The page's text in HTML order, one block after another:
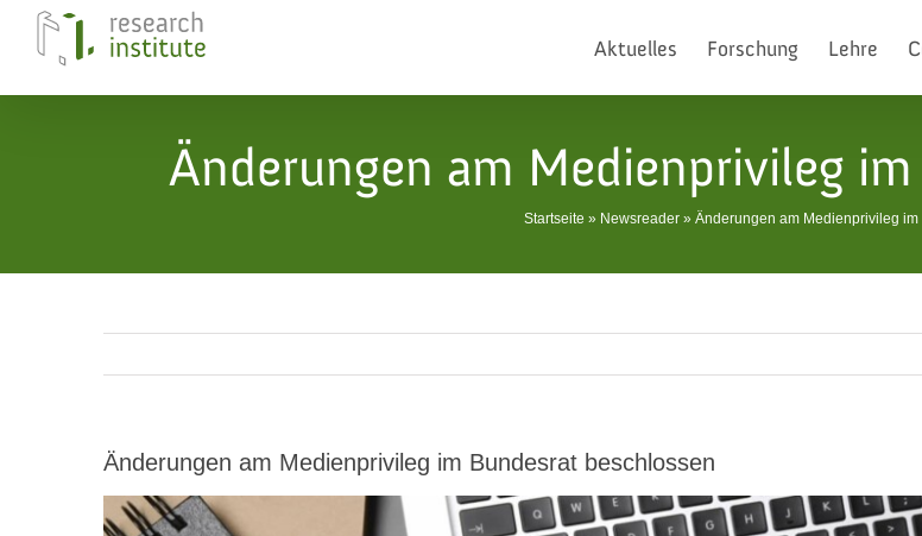
Aktuelles Forschung Lehre
Änderungen am Medienprivileg
Startseite » Newsreader» Änderungen am Medienprivileg
Änderungen am Medienprivileg im Bundesrat beschlossen
View